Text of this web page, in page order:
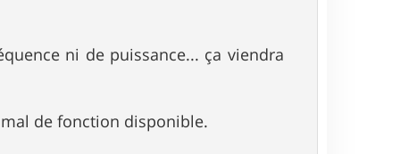
ni de puissance... ça viendra
de fonction disponible.